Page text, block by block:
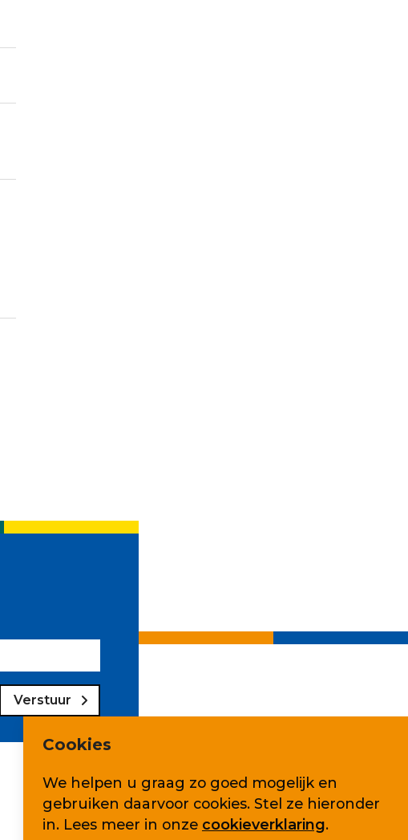
Verstuur
Volg ons ook op
Cookies
We helpen u graag zo goed mogelijk en
gebruiken daarvoor cookies. Stel ze hieronder
in. Lees meer in onze cookieverklaring.